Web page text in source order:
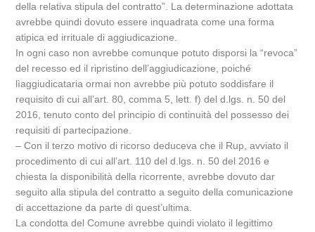
della relativa stipula del contratto”. La determinazione adottata
avrebbe quindi dovuto essere inquadrata come una forma
atipica ed irrituale di aggiudicazione.
In ogni caso non avrebbe comunque potuto disporsi la “revoca”
del recesso ed il ripristino dell’aggiudicazione, poiché
lìaggiudicataria ormai non avrebbe più potuto soddisfare il
requisito di cui all’art. 80, comma 5, lett. f) del d.lgs. n. 50 del
2016, tenuto conto del principio di continuità del possesso dei
requisiti di partecipazione.
– Con il terzo motivo di ricorso deduceva che il Rup, avviato il
procedimento di cui all’art. 110 del d.lgs. n. 50 del 2016 e
chiesta la disponibilità della ricorrente, avrebbe dovuto dar
seguito alla stipula del contratto a seguito della comunicazione
di accettazione da parte di quest’ultima.
La condotta del Comune avrebbe quindi violato il legittimo